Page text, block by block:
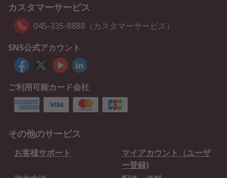
カスタマーサービス
045-335-8888（カスタマーサービス）
SNS公式アカウント
ご利用可能カード会社
その他のサービス
お客様サポート
マイアカウント（ユーザ
ー登録)